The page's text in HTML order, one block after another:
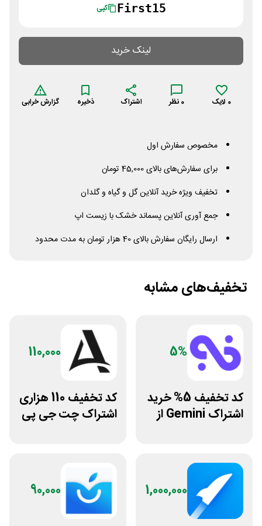
First15 کپی
لینک خرید
0 لایک 0 نظر اشتراک ذخیره گزارش خرابی
مخصوص سفارش اول
برای سفارش‌های بالای 45,000 تومان
تخفیف ویژه خرید آنلاین گل و گیاه و گلدان
جمع آوری آنلاین پسماند خشک با زیست اپ
ارسال رایگان سفارش بالای 40 هزار تومان به مدت محدود
تخفیف‌های مشابه
5%
کد تخفیف 5% خرید
اشتراک Gemini از
110,000
کد تخفیف 110 هزاری
اشتراک چت جی پی
1,000,000
90,000